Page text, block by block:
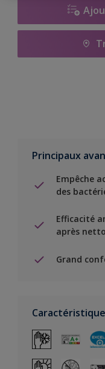
Principaux
Empêche
des
Efficacité
après
Grand